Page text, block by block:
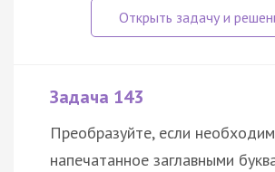
Задача 143
Преобразуйте, если
напечатанное заглавными